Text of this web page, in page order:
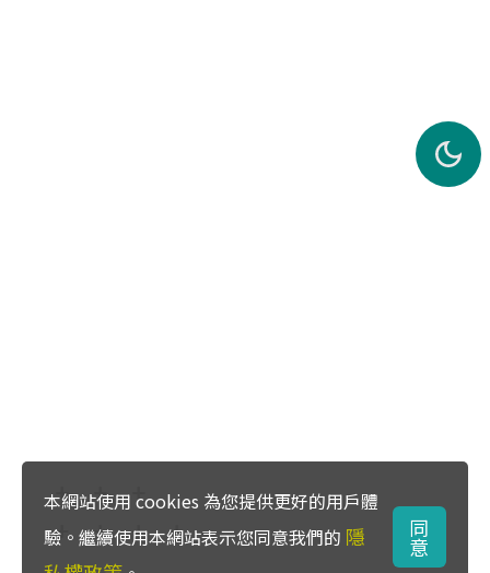
本網站使用 cookies 為您提供更好的用戶體
驗。繼續使用本網站表示您同意我們的 隱
同
意